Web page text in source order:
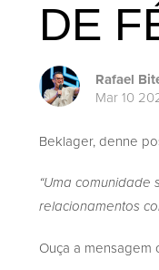
DE
Rafael
Mar 10
Beklager, denne
“Uma
relacionamentos
Ouça a mensagem